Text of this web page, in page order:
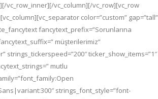
vc_row_inner][/vc_column][/vc_row][vc_row
color=”custom” gap=”tall”
fancytext_prefix=”Sorunlarına
müşterilerimiz”
strings_tickerspeed=”200″ ticker_show_items=”1″
mutlu
strings_font_style=”font-